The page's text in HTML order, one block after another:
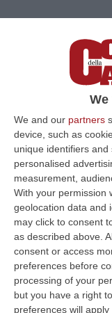
We and our partners
device, such as
unique identifiers
personalised
measurement,
With your permission
geolocation data and
may click to consent
as described above.
consent or access
preferences before
processing of your
but you have a right
preferences will
Clicca e segui
ROMA In meno
sono stati
sanità,
ha ricordato
Direzione
il welfare